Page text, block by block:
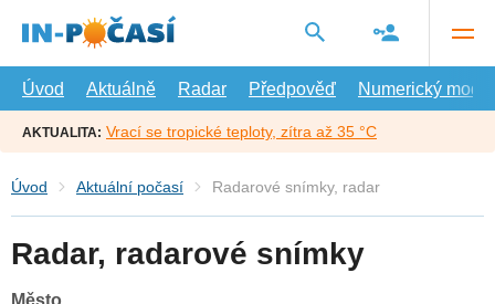
hlavní
Úvod
Aktuálně Radar Předpověď Numerický model
AKTUALITA: Vrací se tropické teploty, zítra až 35 °C
Úvod Aktuální počasí Radarové snímky, radar
Radar, radarové snímky